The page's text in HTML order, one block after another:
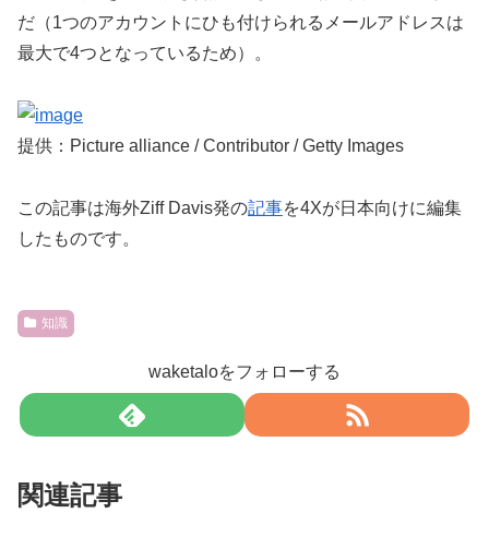
だ（1つのアカウントにひも付けられるメールアドレスは
最大で4つとなっているため）。
提供：Picture alliance / Contributor / Getty Images
この記事は海外Ziff Davis発の記事を4Xが日本向けに編集
したものです。
知識
waketaloをフォローする
関連記事